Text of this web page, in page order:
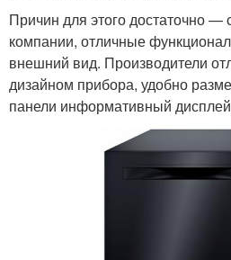
Причин для этого достаточно —
компании, отличные
внешний вид. Производители
дизайном прибора, удобно
панели информативный